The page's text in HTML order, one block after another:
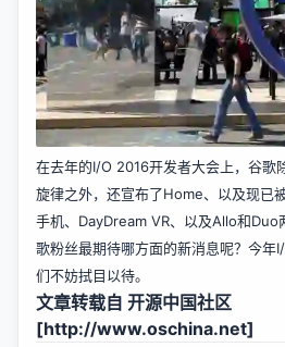
在去年的I/O 2016开发者大会上，谷歌
旋律之外，还宣布了Home、以及现已
手机、DayDream VR、以及Allo和Duo
歌粉丝最期待哪方面的新消息呢？今年
们不妨拭目以待。
文章转载自 开源中国社区
[http://www.oschina.net]